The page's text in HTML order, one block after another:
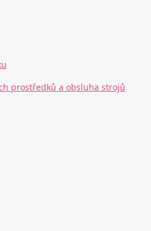
prostředků a obsluha strojů